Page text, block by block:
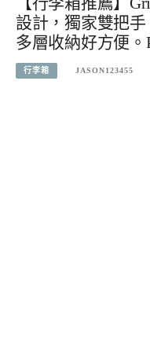
設計，獨家雙把手
多層收納好方便。
行李箱 JASON123455